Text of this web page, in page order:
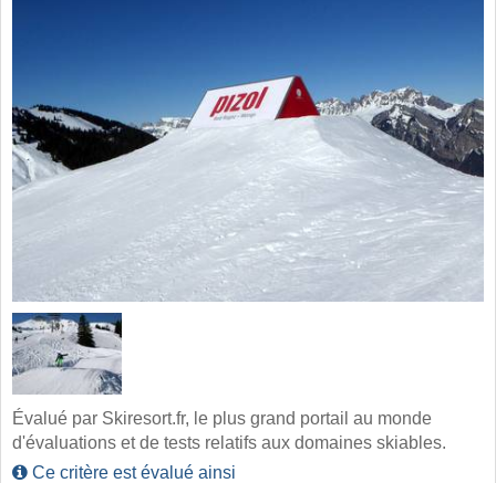
Évalué par Skiresort.fr, le plus grand portail au monde
d'évaluations et de tests relatifs aux domaines skiables.
Ce critère est évalué ainsi